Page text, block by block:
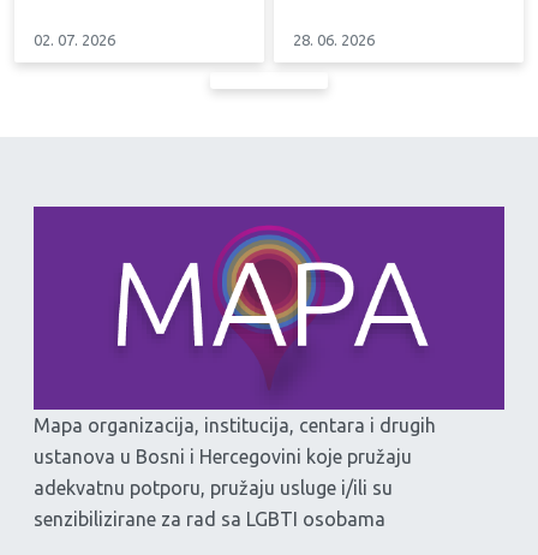
02. 07. 2026 28. 06. 2026
Mapa organizacija, institucija, centara i drugih
ustanova u Bosni i Hercegovini koje pružaju
adekvatnu potporu, pružaju usluge i/ili su
senzibilizirane za rad sa LGBTI osobama